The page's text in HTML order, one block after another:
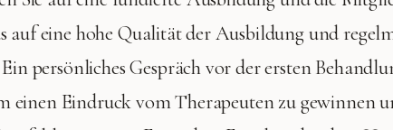
auf eine hohe Qualität der Ausbildung und
persönliches Gespräch vor der ersten
einen Eindruck vom Therapeuten zu gewinnen